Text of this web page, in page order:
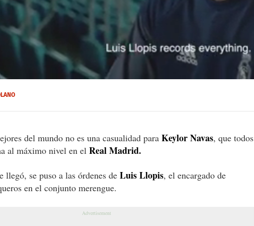
del mundo no es una casualidad para Keylor Navas, que todos
al máximo nivel en el Real Madrid.
llegó, se puso a las órdenes de Luis Llopis, el encargado de
en el conjunto merengue.